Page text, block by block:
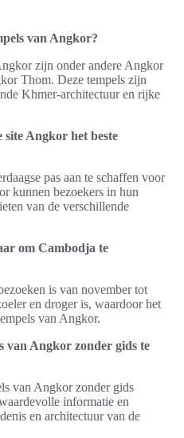
van Angkor?
zijn onder andere Angkor
Thom. Deze tempels zijn
Khmer-architectuur en rijke
site Angkor het beste
pas aan te schaffen voor
kunnen bezoekers in hun
van de verschillende
om Cambodja te
is van november tot
en droger is, waardoor het
van Angkor.
van Angkor zonder gids te
van Angkor zonder gids
informatie en
en architectuur van de